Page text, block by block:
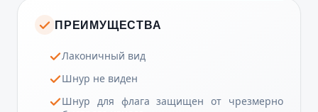
ПРЕИМУЩЕСТВА
Лаконичный вид
Шнур не виден
Шнур для флага защищен от чрезмерно